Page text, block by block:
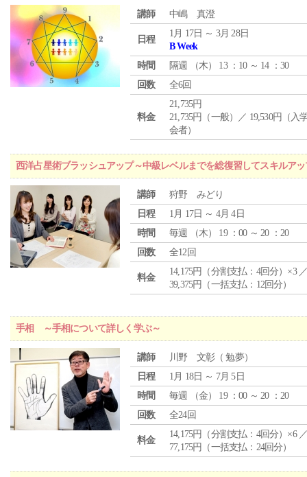
講師 中嶋 真澄
日程
1月 17日 ～ 3月 28日
B Week
時間
隔週 （木） 13 ：10 ～ 14 ：30
回数
全6回
料金
21,735円
21,735円（一般）／ 19,530円（入
会者）
西洋占星術ブラッシュアップ～中級レベルまでを総復習してスキルア
講師
狩野 みどり
日程
1月 17日 ～ 4月 4日
時間
毎週 （木） 19 ：00 ～ 20 ：20
回数
全12回
料金
14,175円（分割支払：4回分）×3
39,375円（一括支払：12回分）
手相 ～手相について詳しく学ぶ～
講師
川野 文彰（ 勉夢）
日程
1月 18日 ～ 7月 5日
時間
毎週 （金） 19 ：00 ～ 20 ：20
回数
全24回
料金
14,175円（分割支払：4回分）×6
77,175円（一括支払：24回分）